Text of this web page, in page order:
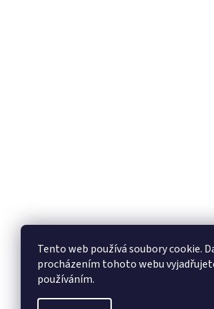
Tento web používá soubory cookie.
procházením tohoto webu
používáním.